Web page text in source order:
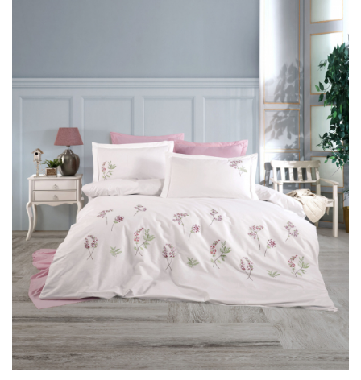
Lenjerii De Pat Bumbac Poplin 2
Persoane
Matlasate, 2 Persoane
Lenjerii De Pat Bumbac Satinat 2
Persoane
Lenjerii De Pat Volanase
Lenjerii De Pat, Finet Premium 3D,
2 Persoane
Lenjerii De Pat Jacquard
Lenjerii De Pat Catifea
Lenjerii De Pat Cocolino
Set Lenjerie De Pat Blana
Artificiala De Iepure, 6 Piese, 2
Persoane